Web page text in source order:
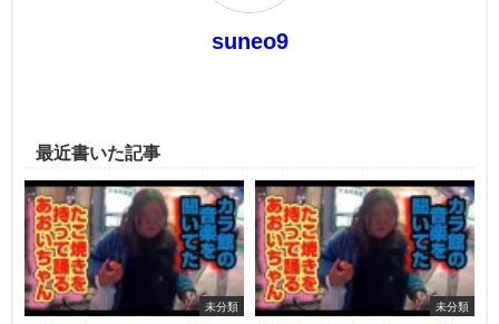
suneo9
最近書いた記事
未分類 未分類